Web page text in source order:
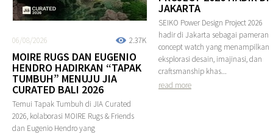
2.37K
06/08/2026
MOIRE RUGS DAN EUGENIO
HENDRO HADIRKAN “TAPAK
TUMBUH” MENUJU JIA
CURATED BALI 2026
Temui Tapak Tumbuh di JIA Curated
2026, kolaborasi MOIRE Rugs & Friends
dan Eugenio Hendro yang
JAKARTA
SEIKO Power Design Project 2026
hadir di Jakarta sebagai pameran
concept watch yang menampilkan
eksplorasi desain, imajinasi, dan
craftsmanship khas...
read more